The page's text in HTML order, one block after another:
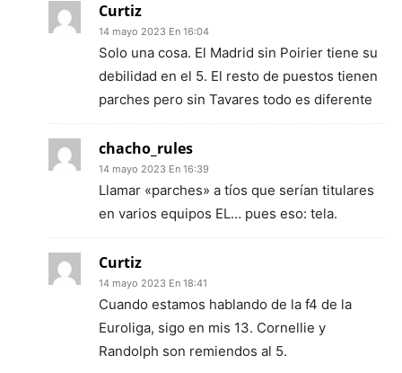
Curtiz
14 mayo 2023 En 16:04
Solo una cosa. El Madrid sin Poirier tiene su
debilidad en el 5. El resto de puestos tienen
parches pero sin Tavares todo es diferente
chacho_rules
14 mayo 2023 En 16:39
Llamar «parches» a tíos que serían titulares
en varios equipos EL… pues eso: tela.
Curtiz
14 mayo 2023 En 18:41
Cuando estamos hablando de la f4 de la
Euroliga, sigo en mis 13. Cornellie y
Randolph son remiendos al 5.